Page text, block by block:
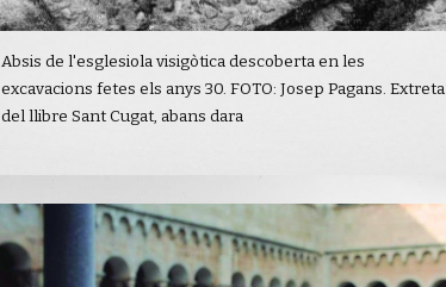
Absis de l'esglesiola visigòtica descoberta en les
excavacions fetes els anys 30. FOTO: Josep Pagans. Extreta
del llibre Sant Cugat, abans dara